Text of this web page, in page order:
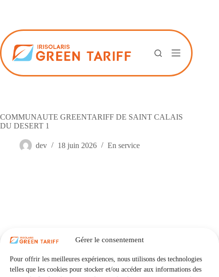
Gérer le consentement
Pour offrir les meilleures expériences, nous utilisons des technologies
telles que les cookies pour stocker et/ou accéder aux informations des
COMMUNAUTE GREENTARIFF DE SAINT CALAIS
DU DESERT 1
dev 18 juin 2026 En service